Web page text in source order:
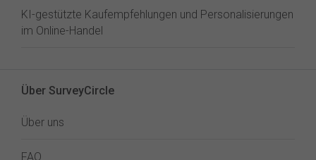
KI-gestützte Kaufempfehlungen und Personalisierungen
im Online-Handel
Über SurveyCircle
Über uns
FAQ